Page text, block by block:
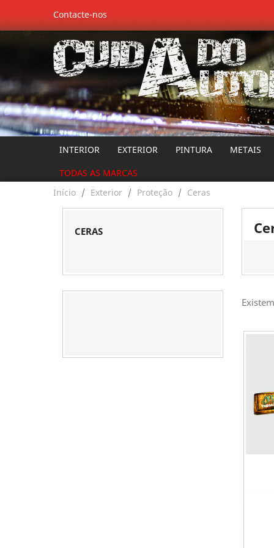
Contacte-nos
INTERIOR EXTERIOR PINTURA METAIS
TODAS AS MARCAS
Início
Exterior Proteção Ceras
CERAS